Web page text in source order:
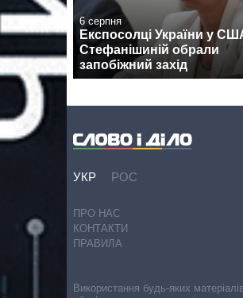
6 серпня
Експосолці України у
Стефанішиній обрали
запобіжний захід
УКР РОС
ПРО НАС
КОНТАКТИ
ПРАВИЛА
Використання будь-яких